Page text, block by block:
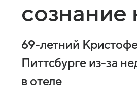
69-летний
Питтсбурге из-за
в отеле